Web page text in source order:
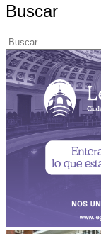
Buscar